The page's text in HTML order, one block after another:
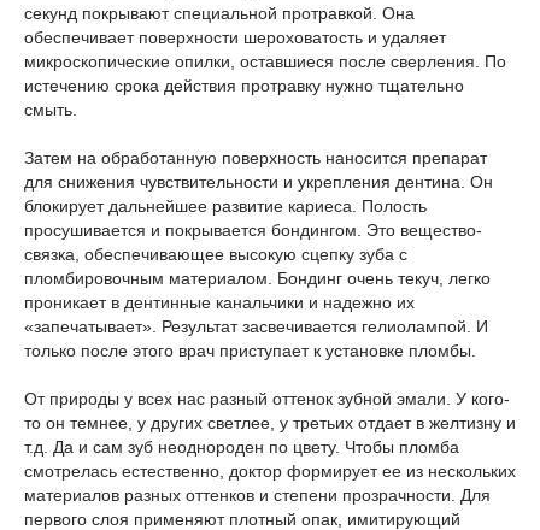
секунд покрывают специальной протравкой. Она
обеспечивает поверхности шероховатость и удаляет
микроскопические опилки, оставшиеся после сверления. По
истечению срока действия протравку нужно тщательно
смыть.
Затем на обработанную поверхность наносится препарат
для снижения чувствительности и укрепления дентина. Он
блокирует дальнейшее развитие кариеса. Полость
просушивается и покрывается бондингом. Это вещество-
связка, обеспечивающее высокую сцепку зуба с
пломбировочным материалом. Бондинг очень текуч, легко
проникает в дентинные канальчики и надежно их
«запечатывает». Результат засвечивается гелиолампой. И
только после этого врач приступает к установке пломбы.
От природы у всех нас разный оттенок зубной эмали. У кого-
то он темнее, у других светлее, у третьих отдает в желтизну и
т.д. Да и сам зуб неоднороден по цвету. Чтобы пломба
смотрелась естественно, доктор формирует ее из нескольких
материалов разных оттенков и степени прозрачности. Для
первого слоя применяют плотный опак, имитирующий